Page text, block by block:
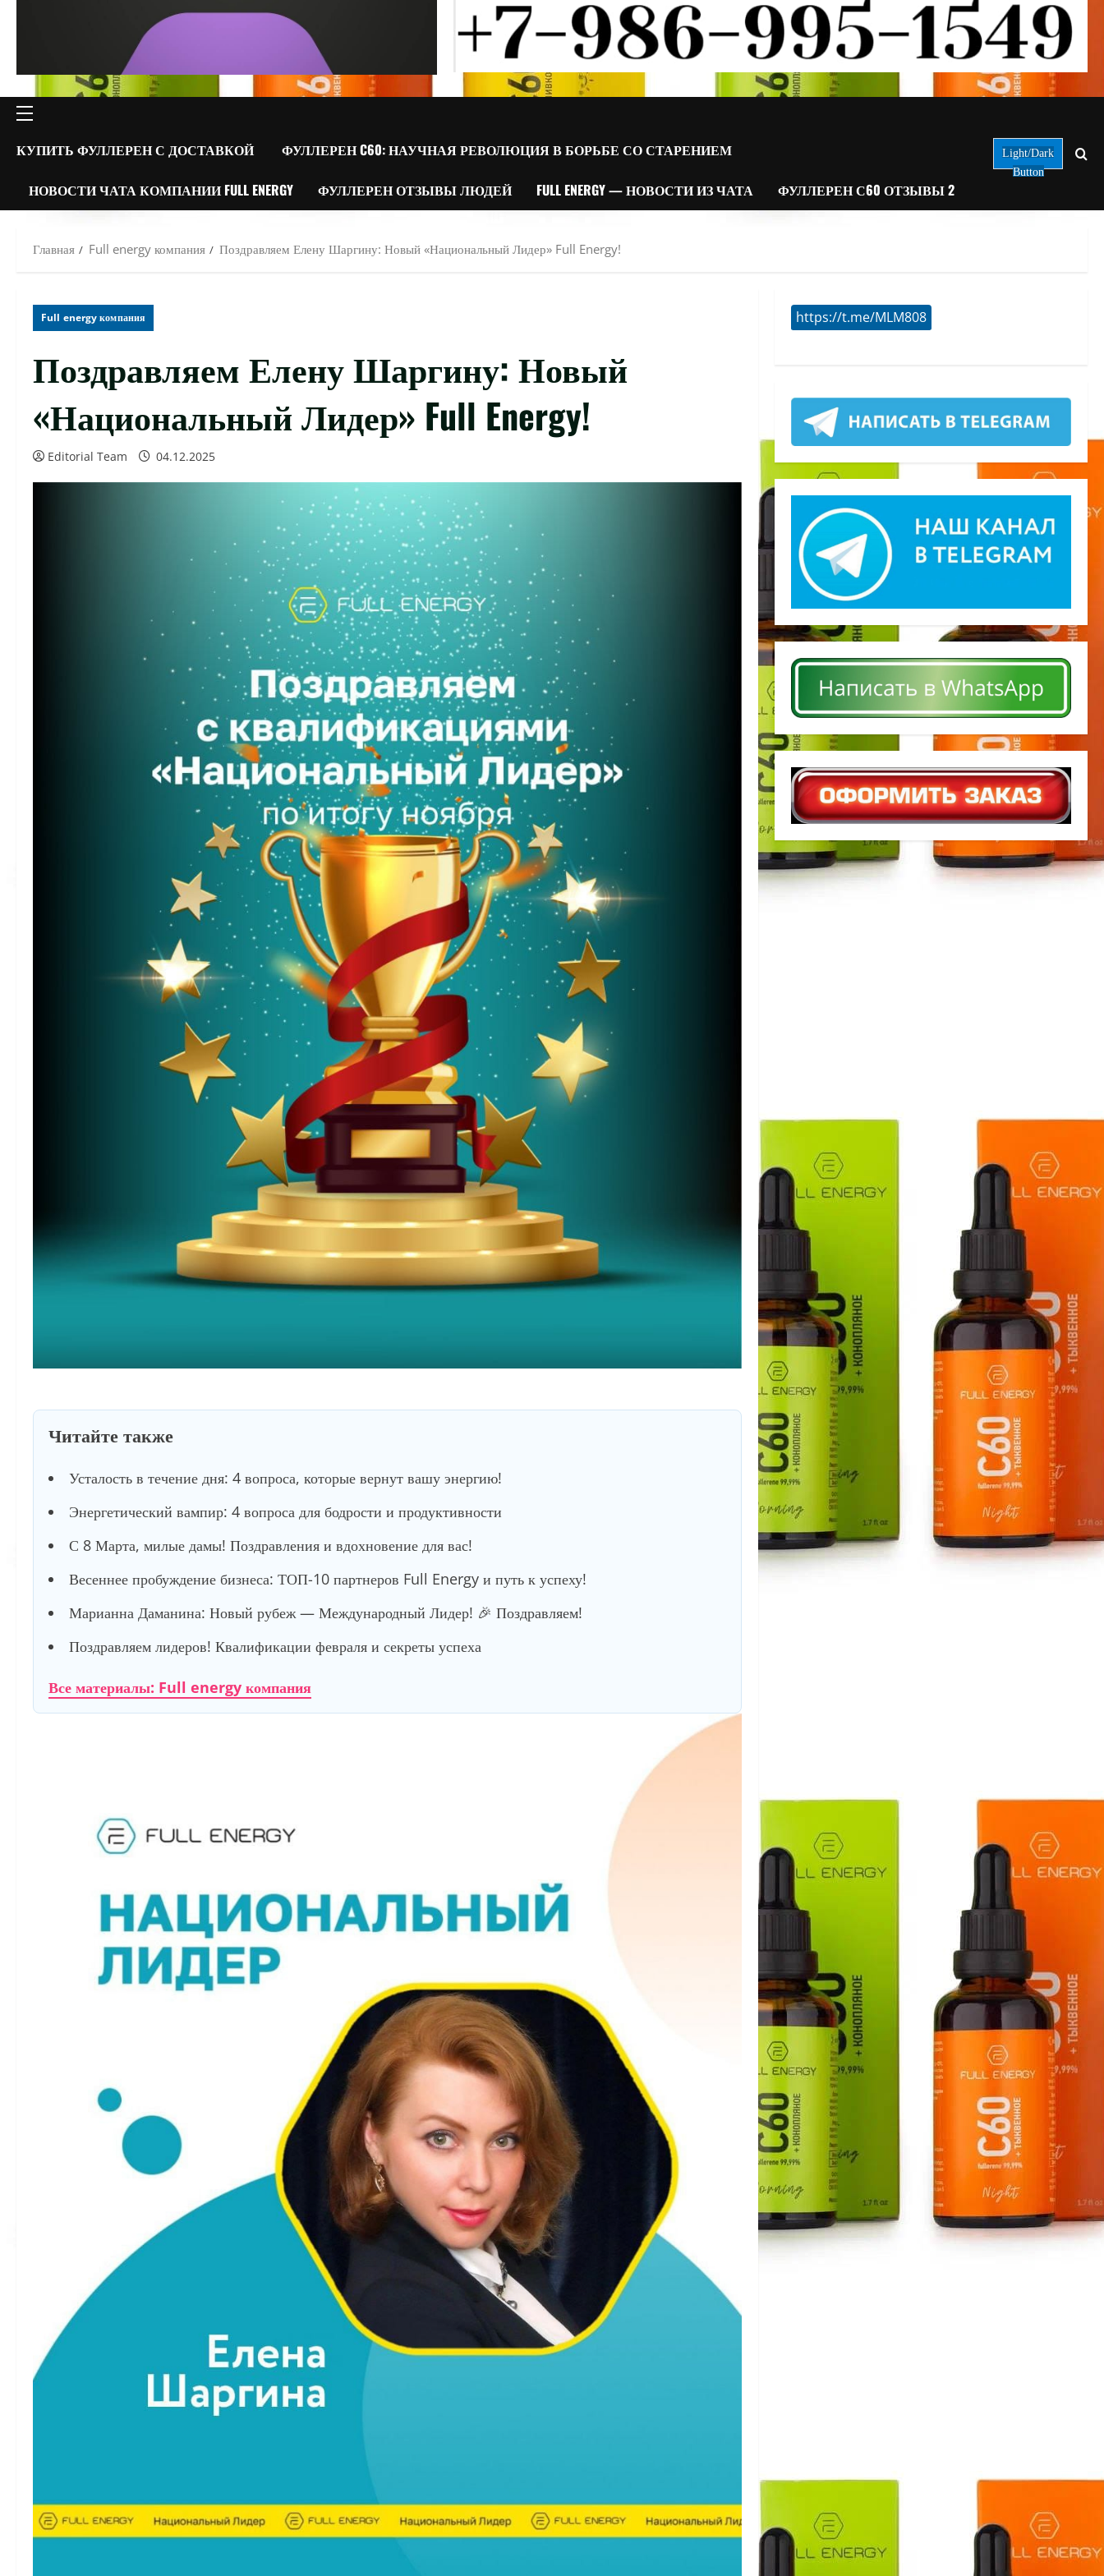
ОСНОВНОЕ
МЕНЮ
КУПИТЬ ФУЛЛЕРЕН С ДОСТАВКОЙ ФУЛЛЕРЕН C60: НАУЧНАЯ РЕВОЛЮЦИЯ В БОРЬБЕ СО СТАРЕНИЕМ
НОВОСТИ ЧАТА КОМПАНИИ FULL ENERGY ФУЛЛЕРЕН ОТЗЫВЫ ЛЮДЕЙ FULL ENERGY — НОВОСТИ ИЗ ЧАТА ФУЛЛЕРЕН С60 ОТЗЫВЫ 2
Light/Dark
Button
Главная Full energy компания Поздравляем Елену Шаргину: Новый «Национальный Лидер» Full Energy!
Full energy компания
Поздравляем Елену Шаргину: Новый
«Национальный Лидер» Full Energy!
Editorial Team 04.12.2025
Читайте также
Усталость в течение дня: 4 вопроса, которые вернут вашу энергию!
Энергетический вампир: 4 вопроса для бодрости и продуктивности
С 8 Марта, милые дамы! Поздравления и вдохновение для вас!
Весеннее пробуждение бизнеса: ТОП-10 партнеров Full Energy и путь к успеху!
Марианна Даманина: Новый рубеж — Международный Лидер! 🎉 Поздравляем!
Поздравляем лидеров! Квалификации февраля и секреты успеха
Все материалы: Full energy компания
https://t.me/MLM808